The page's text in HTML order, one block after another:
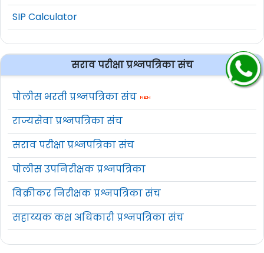
SIP Calculator
सराव परीक्षा प्रश्नपत्रिका संच
पोलीस भरती प्रश्नपत्रिका संच
राज्यसेवा प्रश्नपत्रिका संच
सराव परीक्षा प्रश्नपत्रिका संच
पोलीस उपनिरीक्षक प्रश्नपत्रिका
विक्रीकर निरीक्षक प्रश्नपत्रिका संच
सहाय्यक कक्ष अधिकारी प्रश्नपत्रिका संच